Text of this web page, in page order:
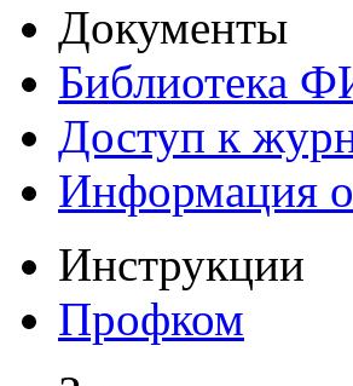
Документы
Библиотека
Доступ к
Информация
Инструкции
Профком